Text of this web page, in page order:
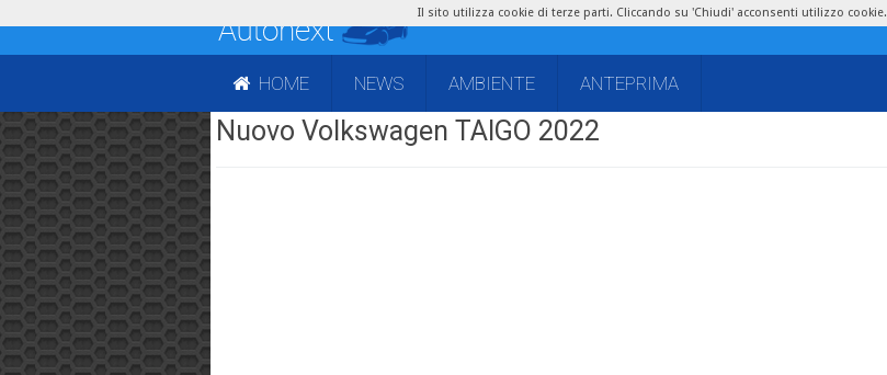
HOME NEWS AMBIENTE ANTEPRIMA
Nuovo Volkswagen TAIGO 2022
Il sito utilizza cookie di terze parti. Cliccando su 'Chiudi' acconsenti utilizzo cookie.